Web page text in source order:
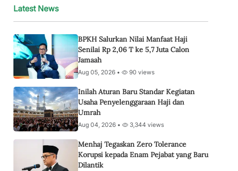
Latest News
BPKH Salurkan Nilai Manfaat Haji
Senilai Rp 2,06 T ke 5,7 Juta Calon
Jamaah
Aug 05, 2026 • 90 views
Inilah Aturan Baru Standar Kegiatan
Usaha Penyelenggaraan Haji dan
Umrah
Aug 04, 2026 • 3,344 views
Menhaj Tegaskan Zero Tolerance
Korupsi kepada Enam Pejabat yang Baru
Dilantik